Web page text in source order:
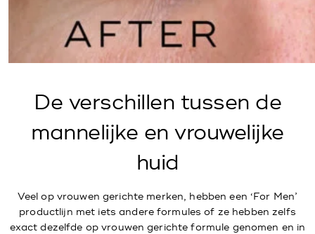
De verschillen tussen de
mannelijke en vrouwelijke
huid
Veel op vrouwen gerichte merken, hebben een ‘For Men’
productlijn met iets andere formules of ze hebben zelfs
exact dezelfde op vrouwen gerichte formule genomen en in